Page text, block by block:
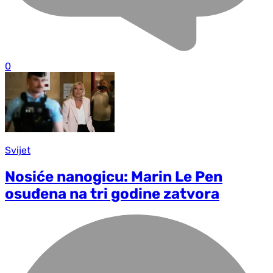
0
Svijet
Nosiće nanogicu: Marin Le Pen
osuđena na tri godine zatvora